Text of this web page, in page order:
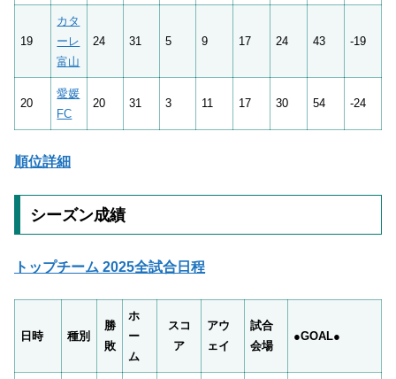
19
カタ
ーレ
富山
24 31 5 9 17 24 43 -19
20
愛媛
FC
20 31 3 11 17 30 54 -24
順位詳細
シーズン成績
トップチーム 2025全試合日程
日時 種別
勝
敗
ホ
ー
ム
スコ
ア
アウ
ェイ
試合
会場
●GOAL●